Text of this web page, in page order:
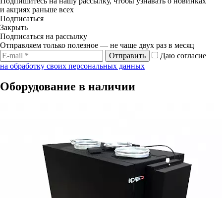
и акциях раньше всех
Подписаться
Закрыть
Подписаться на рассылку
Отправляем только полезное — не чаще двух раз в месяц
Отправить
Даю согласие
на обработку своих персональных данных
Оборудование в наличии